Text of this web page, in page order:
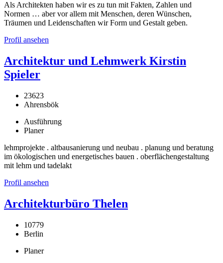
Als Architekten haben wir es zu tun mit Fakten, Zahlen und
Normen … aber vor allem mit Menschen, deren Wünschen,
Träumen und Leidenschaften wir Form und Gestalt geben.
Profil ansehen
Architektur und Lehmwerk Kirstin
Spieler
23623
Ahrensbök
Ausführung
Planer
lehmprojekte . altbausanierung und neubau . planung und beratung
im ökologischen und energetisches bauen . oberflächengestaltung
mit lehm und tadelakt
Profil ansehen
Architekturbüro Thelen
10779
Berlin
Planer